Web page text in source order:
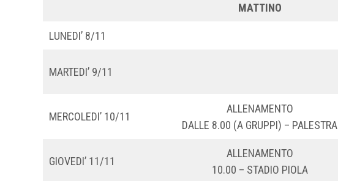
MATTINO
LUNEDI’ 8/11
MARTEDI’ 9/11
MERCOLEDI’ 10/11
ALLENAMENTO
DALLE 8.00 (A GRUPPI) – PALESTRA
GIOVEDI’ 11/11
ALLENAMENTO
10.00 – STADIO PIOLA